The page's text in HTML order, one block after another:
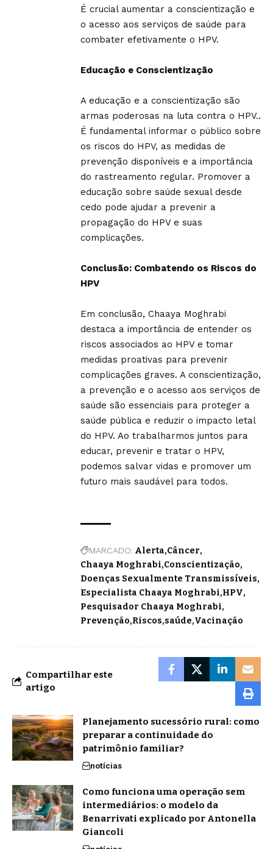
É crucial aumentar a conscientização e
o acesso aos serviços de saúde para
combater efetivamente o HPV.
Educação e Conscientização
A educação e a conscientização são
armas poderosas na luta contra o HPV..
É fundamental informar o público sobre
os riscos do HPV, as medidas de
prevenção disponíveis e a importância
do rastreamento regular. Promover a
educação sobre saúde sexual desde
cedo pode ajudar a prevenir a
propagação do HPV e suas
complicações.
Conclusão: Combatendo os Riscos do
HPV
Em conclusão, Chaaya Moghrabi
destaca a importância de entender os
riscos associados ao HPV e tomar
medidas proativas para prevenir
complicações graves. A conscientização,
a prevenção e o acesso aos serviços de
saúde são essenciais para proteger a
saúde pública e reduzir o impacto letal
do HPV. Ao trabalharmos juntos para
educar, prevenir e tratar o HPV,
podemos salvar vidas e promover um
futuro mais saudável para todos.
MARCADO: Alerta Câncer
Chaaya Moghrabi Conscientização
Doenças Sexualmente Transmissíveis
Especialista Chaaya Moghrabi HPV
Pesquisador Chaaya Moghrabi
Prevenção Riscos saúde Vacinação
Compartilhar este
artigo
Planejamento sucessório rural: como
preparar a continuidade do
patrimônio familiar?
notícias
Como funciona uma operação sem
intermediários: o modelo da
Benarrivati explicado por Antonella
Giancoli